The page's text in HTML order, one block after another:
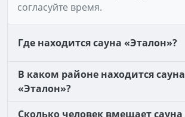
согласуйте время.
Где находится сауна «Эталон»?
В каком районе находится сауна
«Эталон»?
Сколько человек вмещает сауна